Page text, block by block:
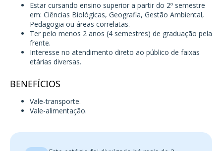
Estar cursando ensino superior a partir do 2º semestre
em: Ciências Biológicas, Geografia, Gestão Ambiental,
Pedagogia ou áreas correlatas.
Ter pelo menos 2 anos (4 semestres) de graduação pela
frente.
Interesse no atendimento direto ao público de faixas
etárias diversas.
BENEFÍCIOS
Vale-transporte.
Vale-alimentação.